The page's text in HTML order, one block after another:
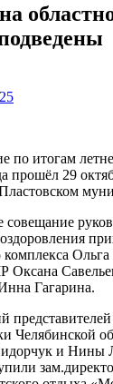
по итогам
прошёл 29
совещание
комплекса
Оксана
Гагарина.
Челябинской
и Нины